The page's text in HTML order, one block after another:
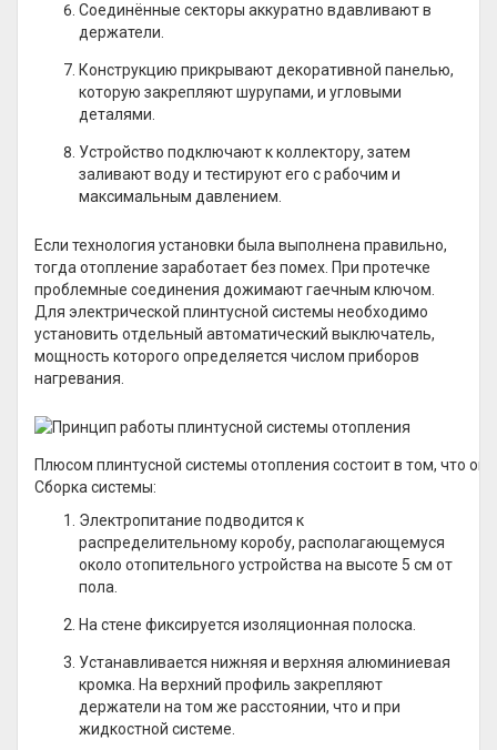
Соединённые секторы аккуратно вдавливают в
держатели.
Конструкцию прикрывают декоративной панелью,
которую закрепляют шурупами, и угловыми
деталями.
Устройство подключают к коллектору, затем
заливают воду и тестируют его с рабочим и
максимальным давлением.
Если технология установки была выполнена правильно,
тогда отопление заработает без помех. При протечке
проблемные соединения дожимают гаечным ключом.
Для электрической плинтусной системы необходимо
установить отдельный автоматический выключатель,
мощность которого определяется числом приборов
нагревания.
Плюсом плинтусной системы отопления состоит в том, что
Сборка системы:
Электропитание подводится к
распределительному коробу, располагающемуся
около отопительного устройства на высоте 5 см от
пола.
На стене фиксируется изоляционная полоска.
Устанавливается нижняя и верхняя алюминиевая
кромка. На верхний профиль закрепляют
держатели на том же расстоянии, что и при
жидкостной системе.